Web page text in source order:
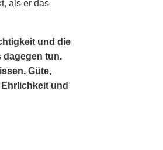
als er das
und die
dagegen tun.
Güte,
und